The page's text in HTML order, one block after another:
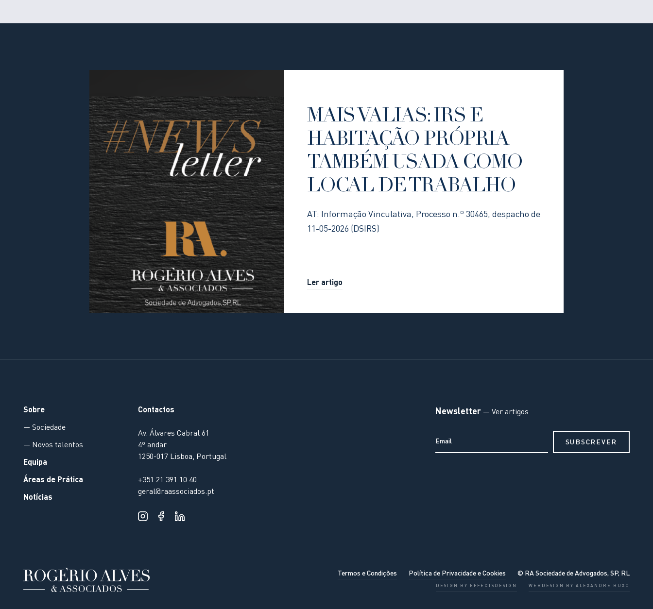
MAIS VALIAS: IRS E
HABITAÇÃO PRÓPRIA
TAMBÉM USADA COMO
LOCAL DE TRABALHO
AT: Informação Vinculativa, Processo n.º 30465, despacho de
11-05-2026 (DSIRS)
Ler artigo
Sobre
— Sociedade
— Novos talentos
Equipa
Áreas de Prática
Notícias
Contactos
Av. Álvares Cabral 61
4º andar
1250-017 Lisboa, Portugal
+351 21 391 10 40
geral@raassociados.pt
Newsletter — Ver artigos
Termos e Condições Política de Privacidade e Cookies © RA Sociedade de Advogados, SP, RL
DESIGN BY EFFECTSDESIGN WEBDESIGN BY ALEXANDRE BUXO
visualização. Ao continuar a navegar, concorda com nossa
Política de Privacidade .